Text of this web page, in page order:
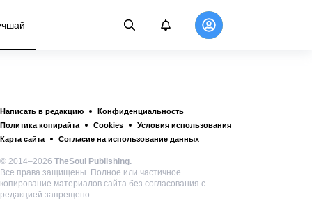
Написать в редакцию
Конфиденциальность
Политика копирайта
Cookies
Условия использования
Карта сайта
Согласие на использование данных
© 2014–2026 TheSoul Publishing.
Все права защищены. Полное или частичное
копирование материалов сайта без согласования с
редакцией запрещено.